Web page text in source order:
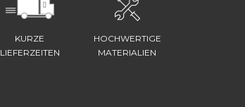
KURZE
LIEFERZEITEN
HOCHWERTIGE
MATERIALIEN